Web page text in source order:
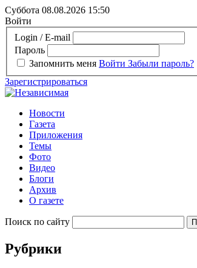
Суббота 08.08.2026 15:50
Войти
Login / E-mail
Пароль
Запомнить меня Войти Забыли пароль?
Зарегистрироваться
Новости
Газета
Приложения
Темы
Фото
Видео
Блоги
Архив
О газете
Поиск по сайту
Рубрики